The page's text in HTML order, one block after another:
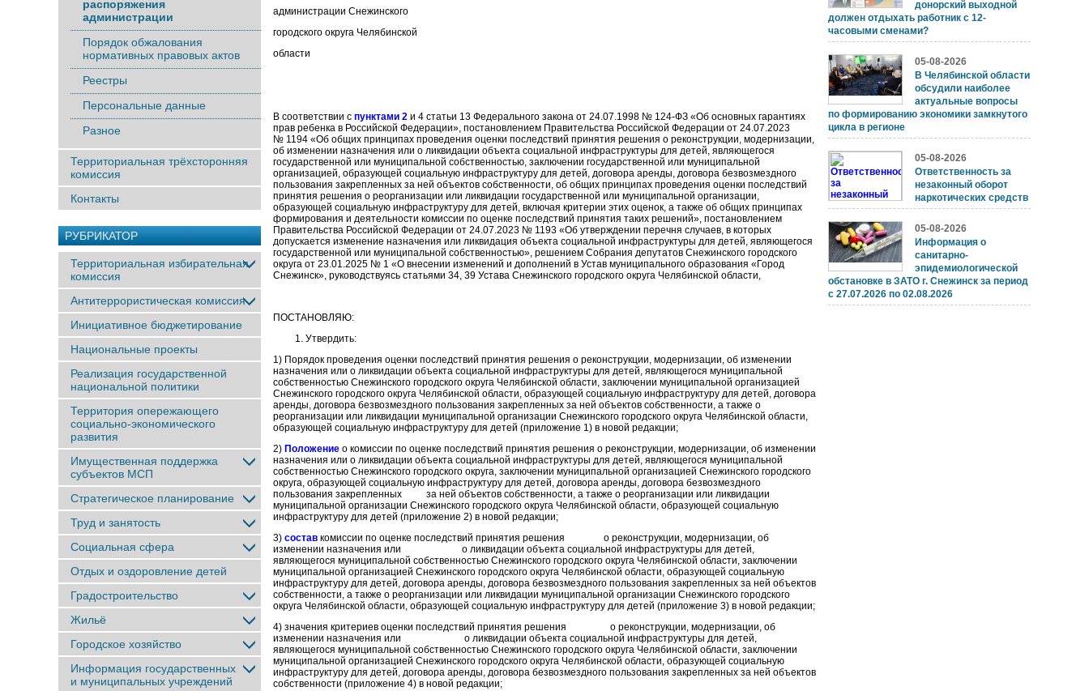
распоряжения
администрации
Порядок обжалования
нормативных правовых актов
Реестры
Персональные данные
Разное
Территориальная трёхсторонняя
комиссия
Контакты
РУБРИКАТОР
Территориальная избирательная
комиссия
Антитеррористическая комиссия
Инициативное бюджетирование
Национальные проекты
Реализация государственной
национальной политики
Территория опережающего
социально-экономического
развития
Имущественная поддержка
субъектов МСП
Стратегическое планирование
Труд и занятость
Социальная сфера
Отдых и оздоровление детей
Градостроительство
Жильё
Городское хозяйство
Информация государственных
и муниципальных учреждений
администрации Снежинского
городского округа Челябинской
области
В соответствии с пунктами 2 и 4 статьи 13 Федерального закона от 24.07.1998 № 124-ФЗ «Об основных гарантиях
прав ребенка в Российской Федерации», постановлением Правительства Российской Федерации от 24.07.2023
№ 1194 «Об общих принципах проведения оценки последствий принятия решения о реконструкции, модернизации,
об изменении назначения или о ликвидации объекта социальной инфраструктуры для детей, являющегося
государственной или муниципальной собственностью, заключении государственной или муниципальной
организацией, образующей социальную инфраструктуру для детей, договора аренды, договора безвозмездного
пользования закрепленных за ней объектов собственности, об общих принципах проведения оценки последствий
принятия решения о реорганизации или ликвидации государственной или муниципальной организации,
образующей социальную инфраструктуру для детей, включая критерии этих оценок, а также об общих принципах
формирования и деятельности комиссии по оценке последствий принятия таких решений», постановлением
Правительства Российской Федерации от 24.07.2023 № 1193 «Об утверждении перечня случаев, в которых
допускается изменение назначения или ликвидация объекта социальной инфраструктуры для детей, являющегося
государственной или муниципальной собственностью», решением Собрания депутатов Снежинского городского
округа от 23.01.2025 № 1 «О внесении изменений и дополнений в Устав муниципального образования «Город
Снежинск», руководствуясь статьями 34, 39 Устава Снежинского городского округа Челябинской области,
ПОСТАНОВЛЯЮ:
Утвердить:
1) Порядок проведения оценки последствий принятия решения о реконструкции, модернизации, об изменении
назначения или о ликвидации объекта социальной инфраструктуры для детей, являющегося муниципальной
собственностью Снежинского городского округа Челябинской области, заключении муниципальной организацией
Снежинского городского округа Челябинской области, образующей социальную инфраструктуру для детей, договора
аренды, договора безвозмездного пользования закрепленных за ней объектов собственности, а также о
реорганизации или ликвидации муниципальной организации Снежинского городского округа Челябинской области,
образующей социальную инфраструктуру для детей (приложение 1) в новой редакции;
2) Положение о комиссии по оценке последствий принятия решения о реконструкции, модернизации, об изменении
назначения или о ликвидации объекта социальной инфраструктуры для детей, являющегося муниципальной
собственностью Снежинского городского округа, заключении муниципальной организацией Снежинского городского
округа, образующей социальную инфраструктуру для детей, договора аренды, договора безвозмездного
пользования закрепленных за ней объектов собственности, а также о реорганизации или ликвидации
муниципальной организации Снежинского городского округа Челябинской области, образующей социальную
инфраструктуру для детей (приложение 2) в новой редакции;
3) состав комиссии по оценке последствий принятия решения о реконструкции, модернизации, об
изменении назначения или о ликвидации объекта социальной инфраструктуры для детей,
являющегося муниципальной собственностью Снежинского городского округа Челябинской области, заключении
муниципальной организацией Снежинского городского округа Челябинской области, образующей социальную
инфраструктуру для детей, договора аренды, договора безвозмездного пользования закрепленных за ней объектов
собственности, а также о реорганизации или ликвидации муниципальной организации Снежинского городского
округа Челябинской области, образующей социальную инфраструктуру для детей (приложение 3) в новой редакции;
4) значения критериев оценки последствий принятия решения о реконструкции, модернизации, об
изменении назначения или о ликвидации объекта социальной инфраструктуры для детей,
являющегося муниципальной собственностью Снежинского городского округа Челябинской области, заключении
муниципальной организацией Снежинского городского округа Челябинской области, образующей социальную
инфраструктуру для детей, договора аренды, договора безвозмездного пользования закрепленных за ней объектов
собственности (приложение 4) в новой редакции;
донорский выходной
должен отдыхать работник с 12-
часовыми сменами?
05-08-2026
В Челябинской области
обсудили наиболее
актуальные вопросы
по формированию экономики замкнутого
цикла в регионе
05-08-2026
Ответственность за
незаконный оборот
наркотических средств
05-08-2026
Информация о
санитарно-
эпидемиологической
обстановке в ЗАТО г. Снежинск за период
с 27.07.2026 по 02.08.2026